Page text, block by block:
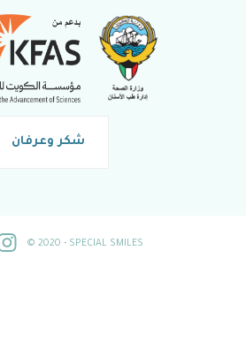
شكر وعرفان
© 2020 - SPECIAL SMILES